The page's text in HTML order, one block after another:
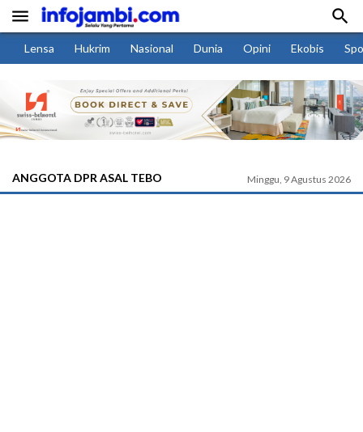
 
Lensa Hukrim Nasional Dunia Opini Ekobis
ANGGOTA DPR ASAL TEBO Minggu, 9 Agustus 2026